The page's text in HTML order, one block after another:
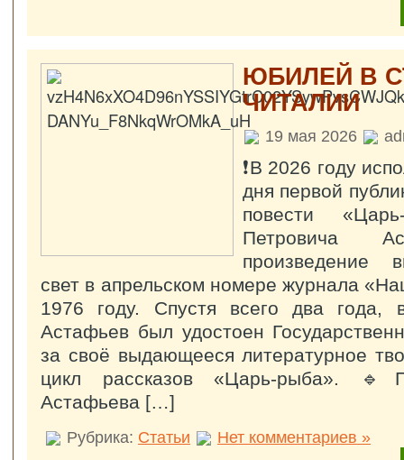
ЮБИЛЕЙ В
ЧИТАЛИИ
19 мая 2026
❗В 2026 году
дня первой
повести
Петровича
произведение
свет в апрельском номере журнала
1976 году. Спустя всего два года,
Астафьев был удостоен
за своё выдающееся литературное
цикл рассказов «Царь-рыба».
Астафьева […]
Рубрика: Статьи Нет комментариев »